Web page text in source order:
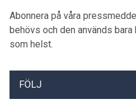
Abonnera på våra
behövs och den används bara
som helst.
FÖLJ